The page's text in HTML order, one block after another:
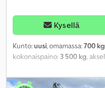
Kysellä
Kunto:uusi, omamassa:700 kg
kokonaispaino: 3 500 kg ,
, lastitilan
350 mm, kuormatilan tilavuus: